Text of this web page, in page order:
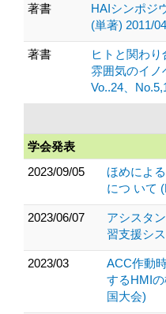
著書
HAIシンポジ
(単著) 2011/
著書
ヒトと関わ
雰囲気のイノ
Vo..24、
学会発表
2023/09/05
ほめによ
につ いて
2023/06/07
アシスタ
習支援シ
2023/03
ACC作動
するHMI
国大会)